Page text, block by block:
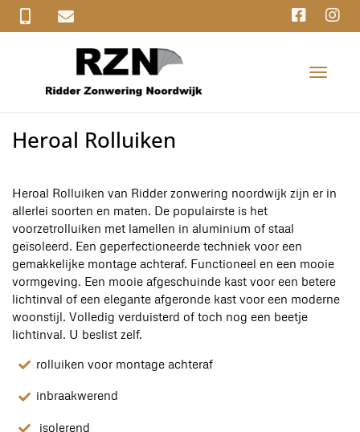
T
a
a
t
Heroal Rolluiken
Heroal Rolluiken van Ridder zonwering noordwijk zijn er in
allerlei soorten en maten. De populairste is het
voorzetrolluiken met lamellen in aluminium of staal
geïsoleerd. Een geperfectioneerde techniek voor een
gemakkelijke montage achteraf. Functioneel en een mooie
vormgeving. Een mooie afgeschuinde kast voor een betere
lichtinval of een elegante afgeronde kast voor een moderne
woonstijl. Volledig verduisterd of toch nog een beetje
lichtinval. U beslist zelf.
rolluiken voor montage achteraf
inbraakwerend
isolerend